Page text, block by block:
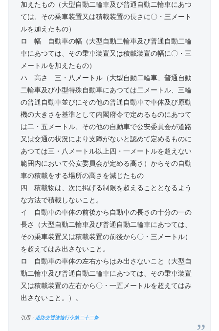
加えたもの（大型自動二輪車及び普通自動二輪車にあつ
ては、その乗車装置又は積載装置の長さに〇・三メート
ルを加えたもの）
ロ 幅 自動車の幅（大型自動二輪車及び普通自動二輪
車にあつては、その乗車装置又は積載装置の幅に〇・三
メートルを加えたもの）
ハ 高さ 三・八メートル（大型自動二輪車、普通自動
二輪車及び小型特殊自動車にあつては二メートル、三輪
の普通自動車並びにその他の普通自動車で車体及び原動
機の大きさを基準として内閣府令で定めるものにあつて
は二・五メートル、その他の自動車で公安委員会が道路
又は交通の状況により支障がないと認めて定めるものに
あつては三・八メートル以上四・一メートルを超えない
範囲内において公安委員会が定める高さ）からその自動
車の積載をする場所の高さを減じたもの
四 積載物は、次に掲げる制限を超えることとなるよう
な方法で積載しないこと。
イ 自動車の車体の前後から自動車の長さの十分の一の
長さ（大型自動二輪車及び普通自動二輪車にあつては、
その乗車装置又は積載装置の前後から〇・三メートル）
を超えてはみ出さないこと。
ロ 自動車の車体の左右からはみ出さないこと（大型自
動二輪車及び普通自動二輪車にあつては、その乗車装置
又は積載装置の左右から〇・一五メートルを超えてはみ
出さないこと。）。
引用： 道路交通法施行令第二十二条